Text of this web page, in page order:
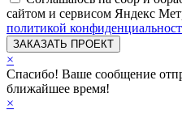
сайтом и сервисом Яндекс
политикой
×
Спасибо! Ваше сообщение
ближайшее время!
×